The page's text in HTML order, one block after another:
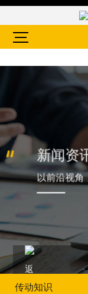
新闻资
以前沿视角
传动知识